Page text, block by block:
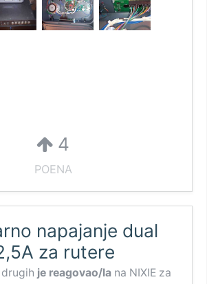
4
POENA
napajanje dual
za rutere
je reagovao/la na NIXIE za